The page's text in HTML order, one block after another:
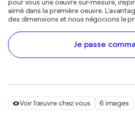
Voir l'œuvre chez vous 6 images
pour vous une oeuvre sur-mesure,
aimé dans la première oeuvre.
des dimensions et nous négocions le
Je passe